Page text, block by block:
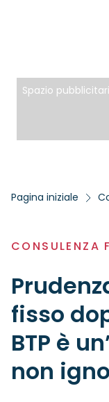
Spazio
Pagina iniziale
CONSULENZA
fisso
BTP è
non